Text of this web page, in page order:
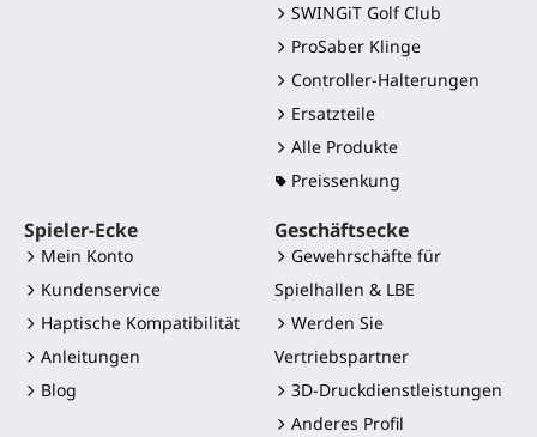
SWINGiT Golf Club
ProSaber Klinge
Controller-Halterungen
Ersatzteile
Alle Produkte
Preissenkung
Spieler-Ecke
Mein Konto
Kundenservice
Haptische Kompatibilität
Anleitungen
Blog
Geschäftsecke
Gewehrschäfte für
Spielhallen & LBE
Werden Sie
Vertriebspartner
3D-Druckdienstleistungen
Anderes Profil